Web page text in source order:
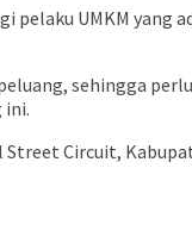
UMKM yang
sehingga
ini.
Circuit,